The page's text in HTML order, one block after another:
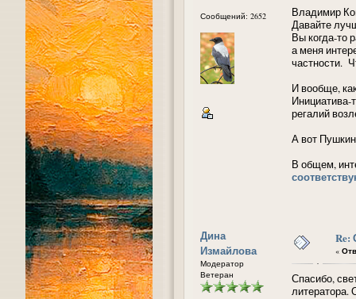
Сообщений: 2652
Владимир
Давайте
Вы когда-то
а меня
частности.
И вообще,
Инициатива-
регалий
А вот
В общем,
Дина
Измайлова
Модератор
Ветеран
Re:
«
Спасибо,
литератора.